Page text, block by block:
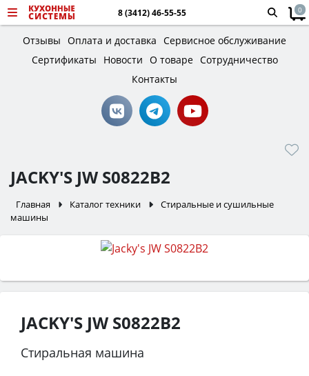
8 (3412) 46-55-55 0
Отзывы Оплата и доставка Сервисное обслуживание
Сертификаты
Новости О товаре Сотрудничество
Контакты
JACKY'S JW S0822B2
Главная Каталог техники
Стиральные и сушильные
машины
JACKY'S JW S0822B2
Стиральная машина